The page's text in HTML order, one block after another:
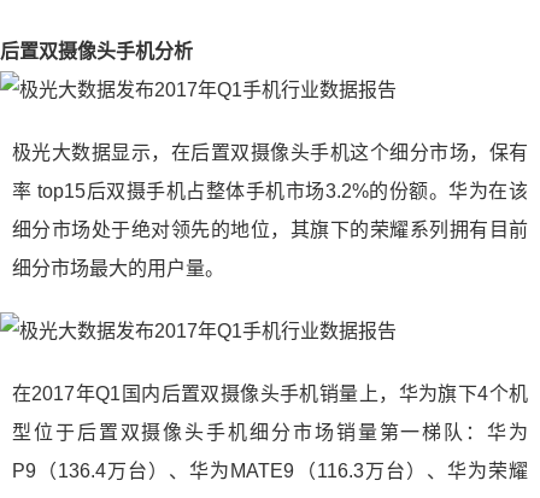
后置双摄像头手机分析
极光大数据显示，在后置双摄像头手机这个细分市场，保有
率 top15后双摄手机占整体手机市场3.2%的份额。华为在该
细分市场处于绝对领先的地位，其旗下的荣耀系列拥有目前
细分市场最大的用户量。
在2017年Q1国内后置双摄像头手机销量上，华为旗下4个机
型位于后置双摄像头手机细分市场销量第一梯队：华为
P9（136.4万台）、华为MATE9（116.3万台）、华为荣耀